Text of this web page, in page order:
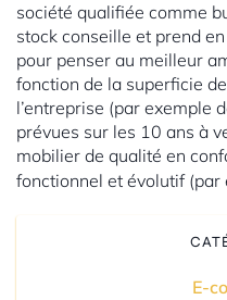
société qualifiée comme
stock conseille et prend
pour penser au meilleur
fonction de la superficie
l’entreprise (par exemple
prévues sur les 10 ans à
mobilier de qualité en
fonctionnel et évolutif (par
E-